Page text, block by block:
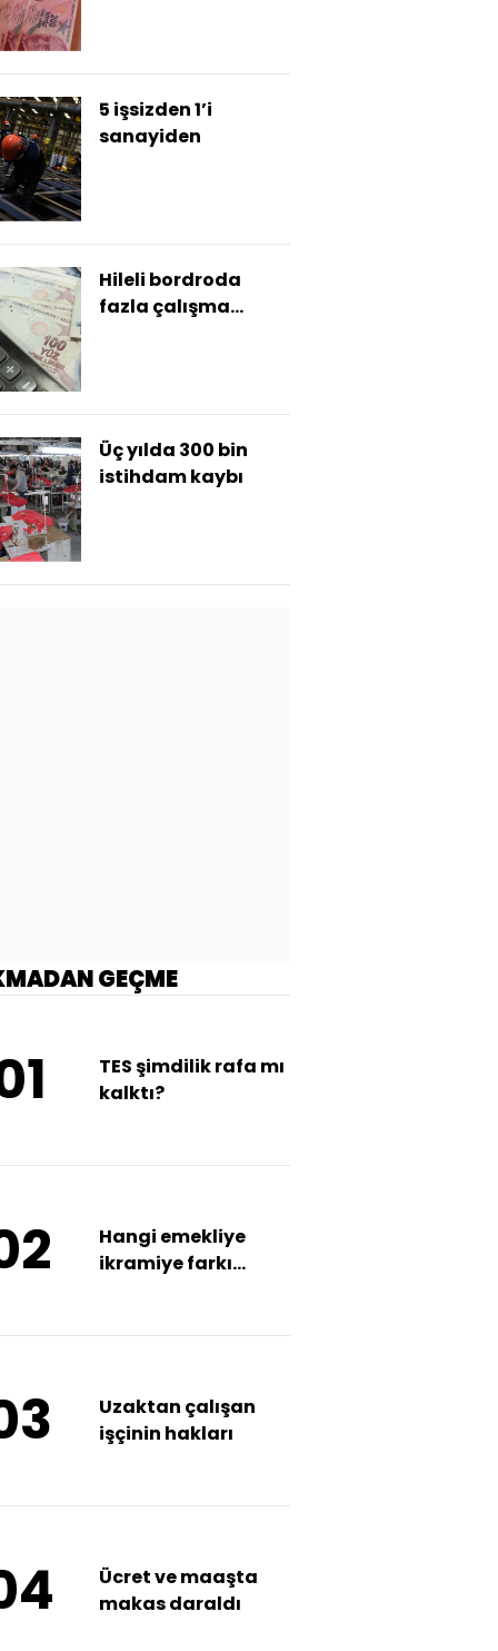
5 işsizden 1’i
sanayiden
Hileli bordroda
fazla çalışma
Üç yılda 300 bin
istihdam kaybı
GEÇME
TES şimdilik rafa mı
kalktı?
Hangi emekliye
ikramiye farkı
Uzaktan çalışan
işçinin hakları
Ücret ve maaşta
makas daraldı